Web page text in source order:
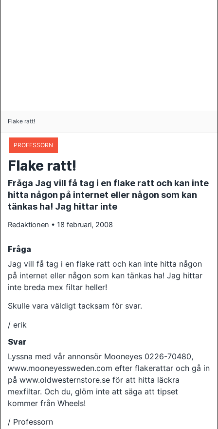
Flake ratt!
PROFESSORN
Flake ratt!
Fråga Jag vill få tag i en flake ratt och kan inte
hitta någon på internet eller någon som kan
tänkas ha! Jag hittar inte
Redaktionen • 18 februari, 2008
Fråga
Jag vill få tag i en flake ratt och kan inte hitta någon
på internet eller någon som kan tänkas ha! Jag hittar
inte breda mex filtar heller!
Skulle vara väldigt tacksam för svar.
/ erik
Svar
Lyssna med vår annonsör Mooneyes 0226-70480,
www.mooneyessweden.com efter flakerattar och gå in
på www.oldwesternstore.se för att hitta läckra
mexfiltar. Och du, glöm inte att säga att tipset
kommer från Wheels!
/ Professorn